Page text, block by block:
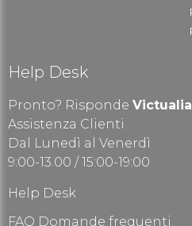
Help Desk
Pronto? Risponde Victualia
Assistenza Clienti
Dal Lunedì al Venerdì
9:00-13.00 / 15:00-19:00
Help Desk
FAQ Domande frequenti